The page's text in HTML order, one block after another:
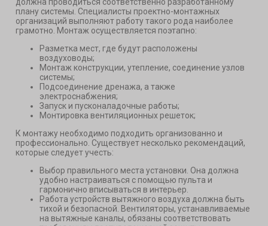
плану системы. Специалисты проектно-монтажных
организаций выполняют работу такого рода наиболее
грамотно. Монтаж осуществляется поэтапно:
Разметка мест, где будут расположены
воздуховоды;
Монтаж конструкции, утепление, соединение узлов
системы;
Подсоединение дренажа, а также
электроснабжения;
Запуск и пусконаладочные работы;
Монтировка вентиляционных решеток;
К монтажу необходимо подходить организованно и
профессионально. Существует несколько рекомендаций,
которые следует учесть:
Выбор правильного места установки. Она должна
удобно настраиваться с помощью пульта и
гармонично вписываться в интерьер.
Работа устройств вытяжного воздуха должна быть
тихой и безопасной. Вентиляторы, устанавливаемые
на вытяжные каналы, обязаны соответствовать